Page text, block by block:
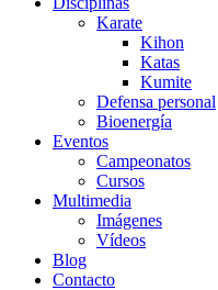
Karate
Kihon
Katas
Kumite
Defensa personal
Bioenergía
Eventos
Campeonatos
Cursos
Multimedia
Imágenes
Vídeos
Blog
Contacto